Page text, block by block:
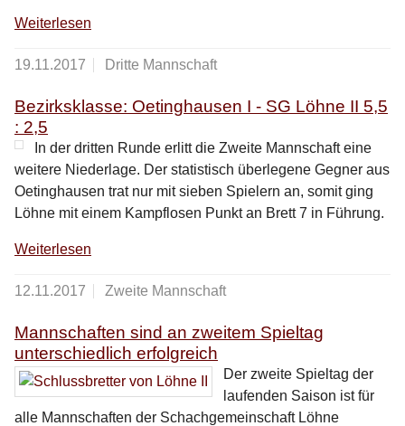
Weiterlesen
19.11.2017 Dritte Mannschaft
Bezirksklasse: Oetinghausen I - SG Löhne II 5,5
: 2,5
In der dritten Runde erlitt die Zweite Mannschaft eine
weitere Niederlage. Der statistisch überlegene Gegner aus
Oetinghausen trat nur mit sieben Spielern an, somit ging
Löhne mit einem Kampflosen Punkt an Brett 7 in Führung.
Weiterlesen
12.11.2017 Zweite Mannschaft
Mannschaften sind an zweitem Spieltag
unterschiedlich erfolgreich
Der zweite Spieltag der
laufenden Saison ist für
alle Mannschaften der Schachgemeinschaft Löhne